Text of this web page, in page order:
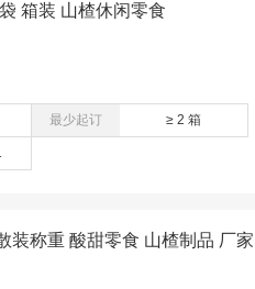
箱装 山楂休闲零食
最少起订 ≥ 2 箱
装称重 酸甜零食 山楂制品 厂家